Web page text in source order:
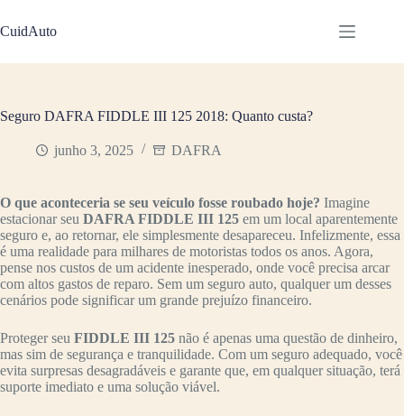
para
o
CuidAuto
Seguro DAFRA FIDDLE III 125 2018: Quanto custa?
junho 3, 2025 DAFRA
O que aconteceria se seu veículo fosse roubado hoje? Imagine
estacionar seu DAFRA FIDDLE III 125 em um local aparentemente
seguro e, ao retornar, ele simplesmente desapareceu. Infelizmente, essa
é uma realidade para milhares de motoristas todos os anos. Agora,
pense nos custos de um acidente inesperado, onde você precisa arcar
com altos gastos de reparo. Sem um seguro auto, qualquer um desses
cenários pode significar um grande prejuízo financeiro.
Proteger seu FIDDLE III 125 não é apenas uma questão de dinheiro,
mas sim de segurança e tranquilidade. Com um seguro adequado, você
evita surpresas desagradáveis e garante que, em qualquer situação, terá
suporte imediato e uma solução viável.